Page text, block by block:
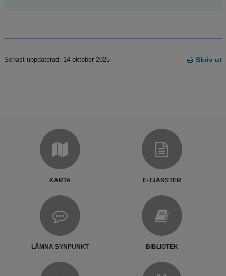
Skriv ut
Senast uppdaterad: 14 oktober 2025
KARTA E-TJÄNSTER
LÄMNA SYNPUNKT BIBLIOTEK